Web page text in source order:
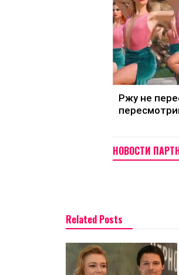
Ржу не
НОВОСТИ
Related Posts